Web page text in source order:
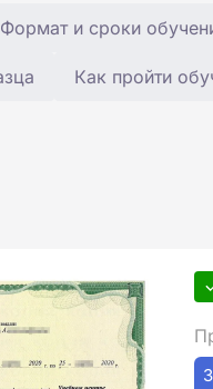
Формат и сроки
Как пройти